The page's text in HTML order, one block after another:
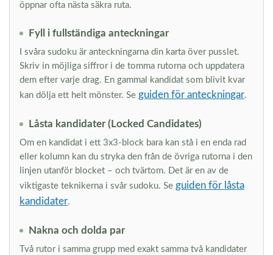
öppnar ofta nästa säkra ruta.
Fyll i fullständiga anteckningar
I svåra sudoku är anteckningarna din karta över pusslet.
Skriv in möjliga siffror i de tomma rutorna och uppdatera
dem efter varje drag. En gammal kandidat som blivit kvar
kan dölja ett helt mönster. Se guiden för anteckningar.
Låsta kandidater (Locked Candidates)
Om en kandidat i ett 3x3-block bara kan stå i en enda rad
eller kolumn kan du stryka den från de övriga rutorna i den
linjen utanför blocket – och tvärtom. Det är en av de
viktigaste teknikerna i svår sudoku. Se guiden för låsta
kandidater.
Nakna och dolda par
Två rutor i samma grupp med exakt samma två kandidater